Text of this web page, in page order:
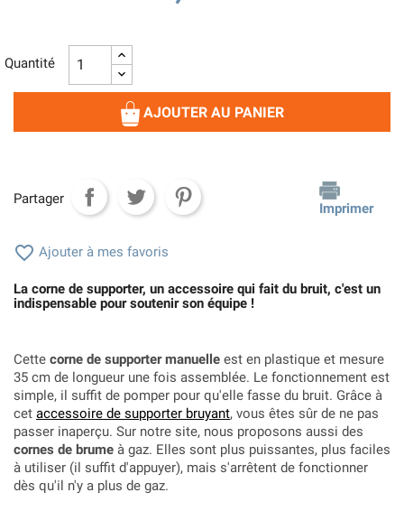
Quantité
AJOUTER AU PANIER
Partager
Imprimer
 Ajouter à mes favoris
La corne de supporter, un accessoire qui fait du bruit, c'est un
indispensable pour soutenir son équipe !
Cette corne de supporter manuelle est en plastique et mesure
35 cm de longueur une fois assemblée. Le fonctionnement est
simple, il suffit de pomper pour qu'elle fasse du bruit. Grâce à
cet accessoire de supporter bruyant, vous êtes sûr de ne pas
passer inaperçu. Sur notre site, nous proposons aussi des
cornes de brume à gaz. Elles sont plus puissantes, plus faciles
à utiliser (il suffit d'appuyer), mais s'arrêtent de fonctionner
dès qu'il n'y a plus de gaz.